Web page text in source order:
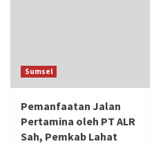
Sumsel
Pemanfaatan Jalan
Pertamina oleh PT ALR
Sah, Pemkab Lahat